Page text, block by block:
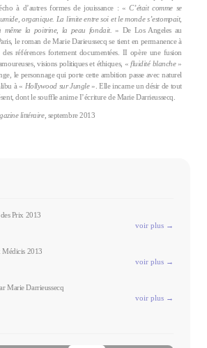
à d’autres formes de jouissance : «C’était comme se
organique. La limite entre soi et le monde s’estompait,
même la poitrine, la peau fondait.
» De Los Angeles au
le roman de Marie Darieussecq se tient en permanence à
références fortement documentées. II opère une fusion
visions politiques et éthiques, «fluidité blanche»
le personnage qui porte cette ambition passe avec naturel
à « Hollywood sur Jungle». Elle incarne un désir de tout
dont le souffle anime I’écriture de Marie Darrieussecq.
littéraire, septembre 2013
Prix 2013
voir plus →
Médicis 2013
voir plus →
Marie Darrieussecq
voir plus →